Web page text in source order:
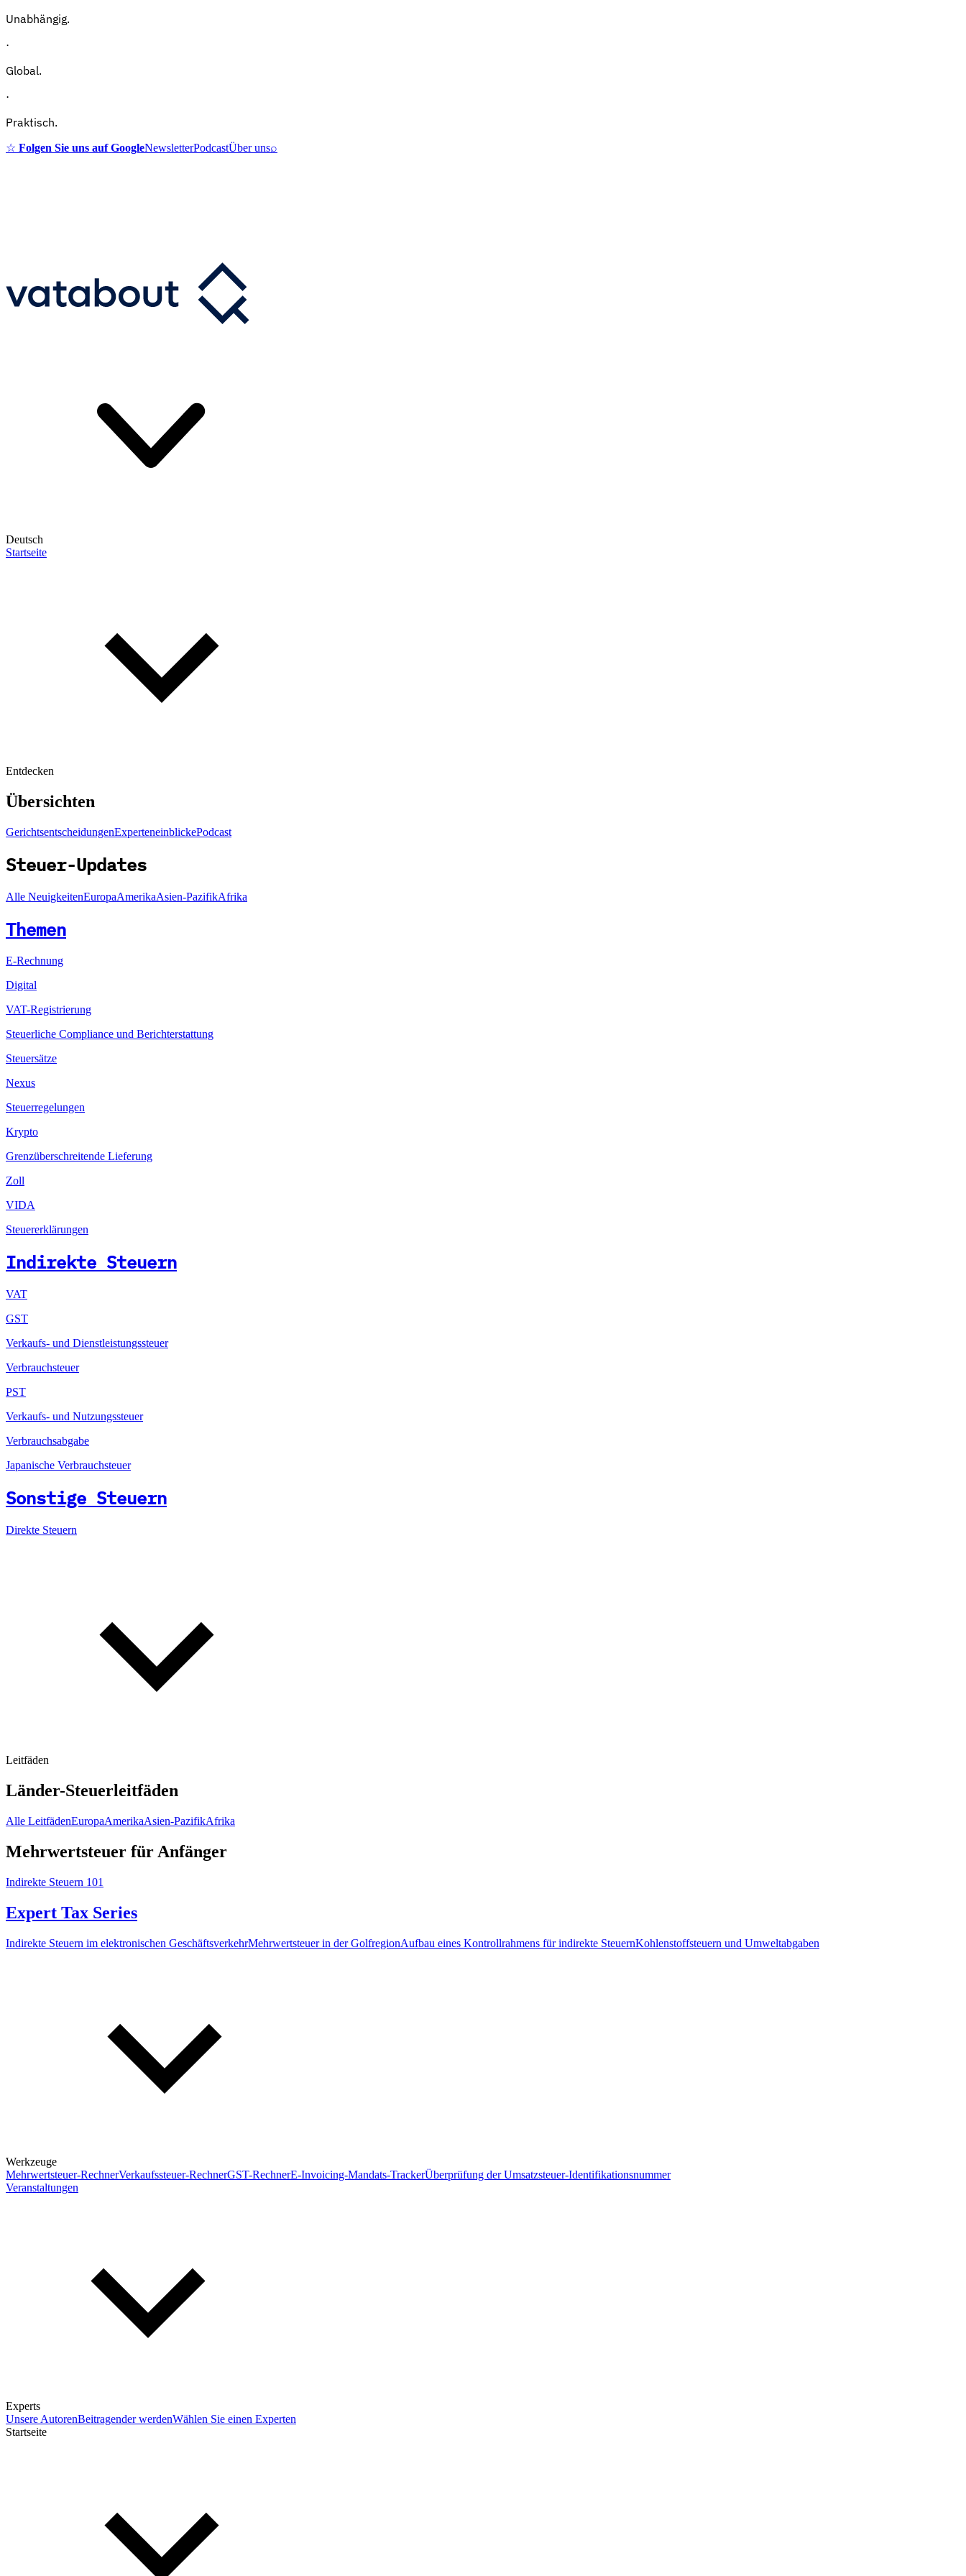
Unabhängig.
·
Global.
·
Praktisch.
☆ Folgen Sie uns auf GoogleNewsletterPodcastÜber uns⌕
Deutsch
Startseite
Entdecken
Übersichten
GerichtsentscheidungenExperteneinblickePodcast
Steuer-Updates
Alle NeuigkeitenEuropaAmerikaAsien-PazifikAfrika
Themen
E-Rechnung
Digital
VAT-Registrierung
Steuerliche Compliance und Berichterstattung
Steuersätze
Nexus
Steuerregelungen
Krypto
Grenzüberschreitende Lieferung
Zoll
VIDA
Steuererklärungen
Indirekte Steuern
VAT
GST
Verkaufs- und Dienstleistungssteuer
Verbrauchsteuer
PST
Verkaufs- und Nutzungssteuer
Verbrauchsabgabe
Japanische Verbrauchsteuer
Sonstige Steuern
Direkte Steuern
Leitfäden
Länder-Steuerleitfäden
Alle LeitfädenEuropaAmerikaAsien-PazifikAfrika
Mehrwertsteuer für Anfänger
Indirekte Steuern 101
Expert Tax Series
Indirekte Steuern im elektronischen GeschäftsverkehrMehrwertsteuer in der GolfregionAufbau eines Kontrollrahmens für indirekte SteuernKohlenstoffsteuern und Umweltabgaben
Werkzeuge
Mehrwertsteuer-RechnerVerkaufssteuer-RechnerGST-RechnerE-Invoicing-Mandats-TrackerÜberprüfung der Umsatzsteuer-Identifikationsnummer
Veranstaltungen
Experts
Unsere AutorenBeitragender werdenWählen Sie einen Experten
Startseite